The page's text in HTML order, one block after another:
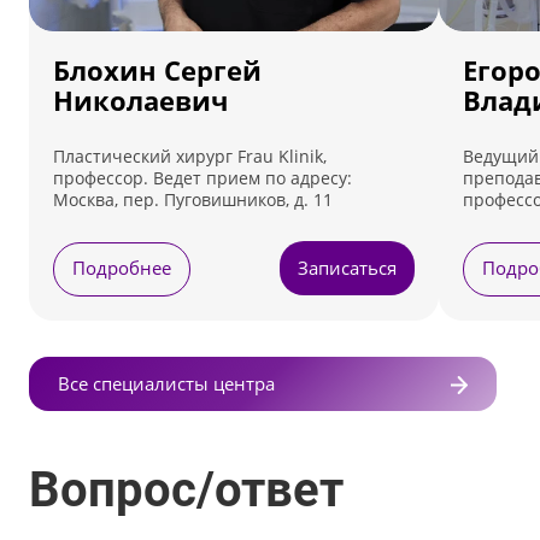
Блохин Сергей
Николаевич
Пластический хирург Frau Klinik,
профессор. Ведет прием по адресу:
Москва, пер. Пуговишников, д. 11
Подробнее Записаться
Ведущий
Все специалисты центра
Вопрос/ответ